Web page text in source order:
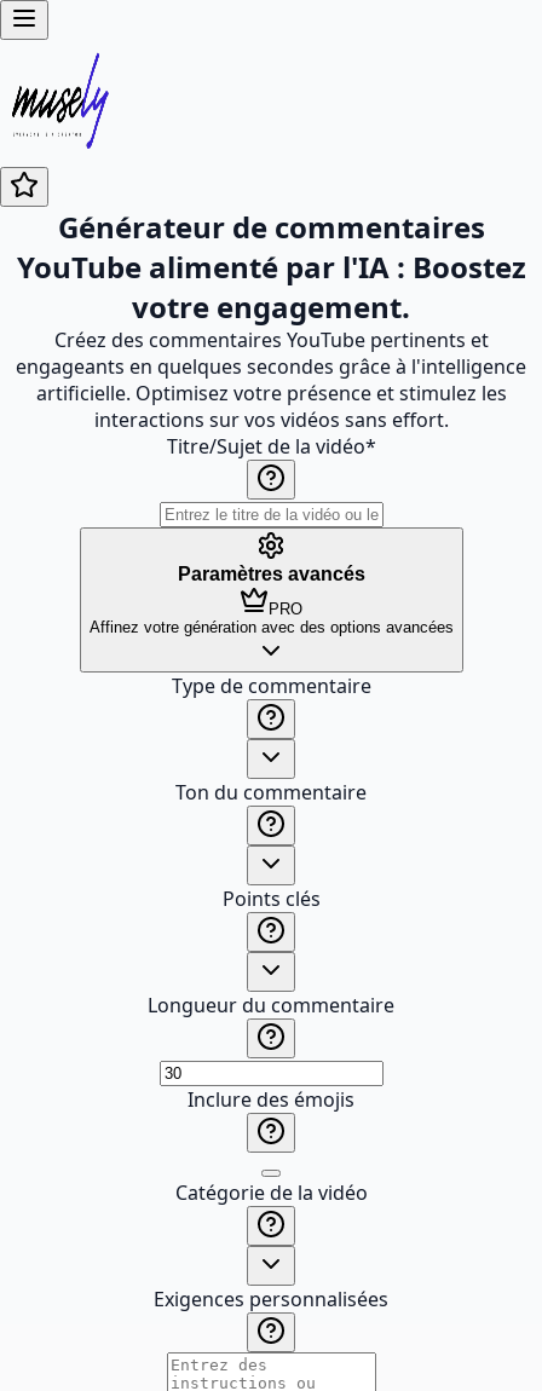
Générateur de commentaires
YouTube alimenté par l'IA : Boostez
votre engagement.
Créez des commentaires YouTube pertinents et
engageants en quelques secondes grâce à l'intelligence
artificielle. Optimisez votre présence et stimulez les
interactions sur vos vidéos sans effort.
Titre/Sujet de la vidéo*
Paramètres avancés
PRO
Affinez votre génération avec des options avancées
Type de commentaire
Ton du commentaire
Points clés
Longueur du commentaire
Inclure des émojis
Catégorie de la vidéo
Exigences personnalisées